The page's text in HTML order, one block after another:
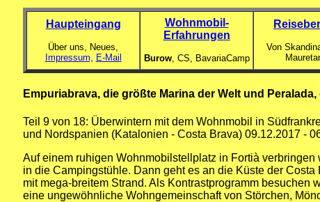
Haupteingang
Über uns, Neues,
Impressum, E-Mail
Wohnmobil-
Erfahrungen
Burow, CS, BavariaCamp
Von
Empuriabrava, die größte Marina der Welt und Peralada,
Teil 9 von 18: Überwintern mit dem Wohnmobil in
und Nordspanien (Katalonien - Costa Brava) 09.12.2017 -
Auf einem ruhigen Wohnmobilstellplatz in Fortià
in die Campingstühle. Dann geht es an die Küste der
mit mega-breitem Strand. Als Kontrastprogramm
eine ungewöhnliche Wohngemeinschaft von Störchen,